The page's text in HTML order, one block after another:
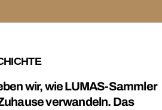
wir, wie LUMAS-Sammler
verwandeln. Das